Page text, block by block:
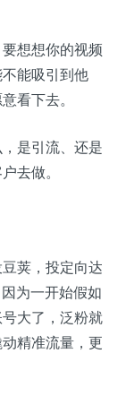
想想你的视频
能吸引到他
看下去。
是引流、还是
去做。
荚，投定向达
为一开始假如
大了，泛粉就
精准流量，更